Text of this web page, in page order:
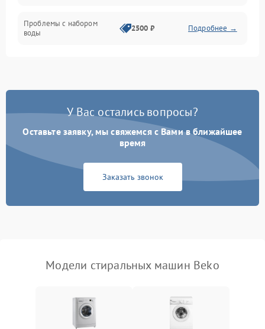
Проблемы с набором
воды
2500 ₽ Подробнее →
Замена платы управления 2200 ₽ Подробнее →
У Вас остались вопросы?
Оставьте заявку, мы свяжемся с Вами в ближайшее
время
Заказать звонок
Модели стиральных машин Beko